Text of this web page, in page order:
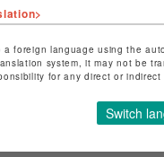
ョップ名
定商取引法など法令に基
ショップお問い合わせはこ
foreign language using the
system, it may not be
for any direct or
Switch